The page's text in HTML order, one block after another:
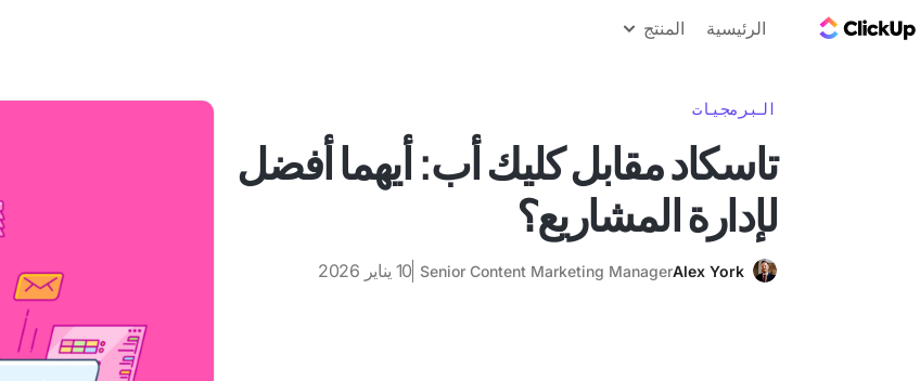
الرئيسية المنتج
البرمجيات
تاسكاد مقابل كليك أب: أيهما أفضل
لإدارة المشاريع؟
Alex York
Senior Content Marketing Manager 10 يناير 2026